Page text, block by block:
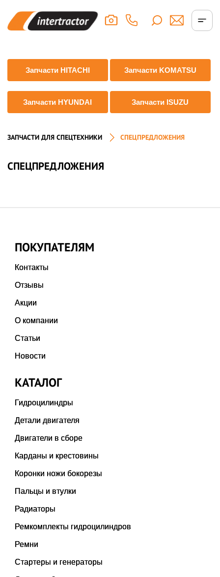
Запчасти HITACHI Запчасти KOMATSU
Запчасти HYUNDAI Запчасти ISUZU
ЗАПЧАСТИ ДЛЯ СПЕЦТЕХНИКИ СПЕЦПРЕДЛОЖЕНИЯ
СПЕЦПРЕДЛОЖЕНИЯ
ПОКУПАТЕЛЯМ
Контакты
Отзывы
Акции
О компании
Статьи
Новости
КАТАЛОГ
Гидроцилиндры
Детали двигателя
Двигатели в сборе
Карданы и крестовины
Коронки ножи бокорезы
Пальцы и втулки
Радиаторы
Ремкомплекты гидроцилиндров
Ремни
Стартеры и генераторы